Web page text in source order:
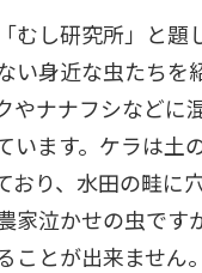
むし研究所」と題
い身近な虫たちを
やナナフシなどに
います。ケラは土
おり、水田の畦に
家泣かせの虫です
ことが出来ません